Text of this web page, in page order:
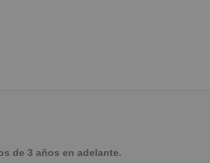
de 3 años en adelante.